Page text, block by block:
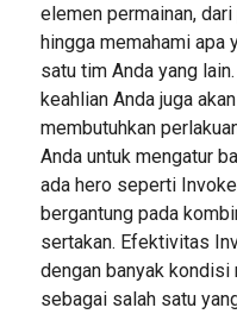
elemen permainan,
hingga memahami apa
satu tim Anda yang
keahlian Anda juga
membutuhkan
Anda untuk mengatur
ada hero seperti
bergantung pada
sertakan. Efektivitas
dengan banyak kondisi
sebagai salah satu